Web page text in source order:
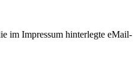
im Impressum hinterlegte eMail-